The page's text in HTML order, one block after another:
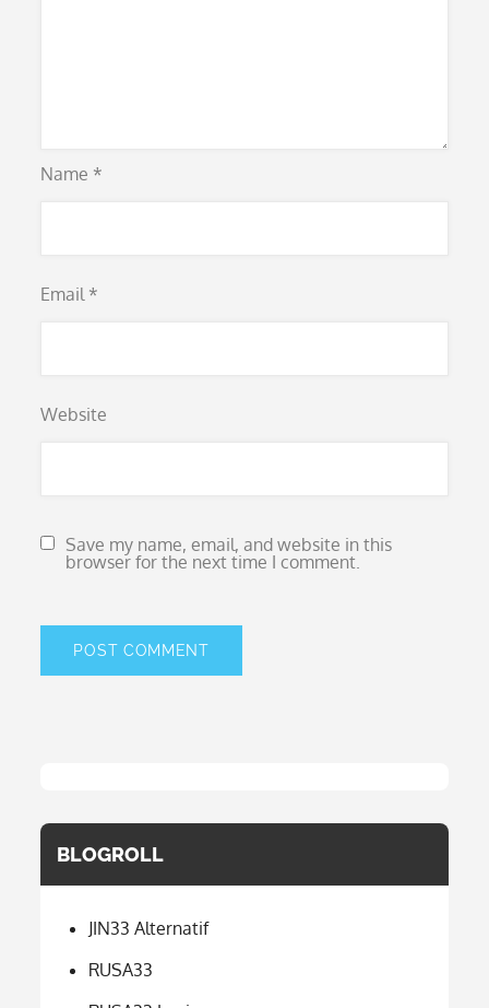
Name *
Email *
Website
Save my name, email, and website in this
browser for the next time I comment.
BLOGROLL
JIN33 Alternatif
RUSA33